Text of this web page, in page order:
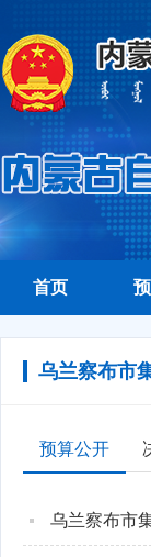
首页
乌兰察布市
预算公开
乌兰察布市